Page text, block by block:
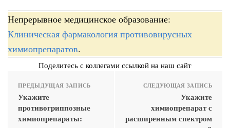
Непрерывное медицинское образование:
Клиническая фармакология противовирусных
химиопрепаратов.
Поделитесь с коллегами ссылкой на наш сайт
ПРЕДЫДУЩАЯ ЗАПИСЬ
Укажите
противогриппозные
химиопрепараты:
СЛЕДУЮЩАЯ ЗАПИСЬ
Укажите
химиопрепарат с
расширенным спектром